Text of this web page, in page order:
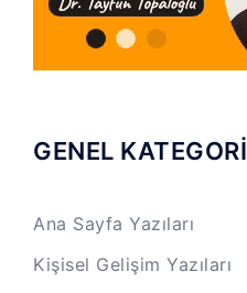
GENEL KATEGORİ
Ana Sayfa Yazıları
Kişisel Gelişim Yazıları